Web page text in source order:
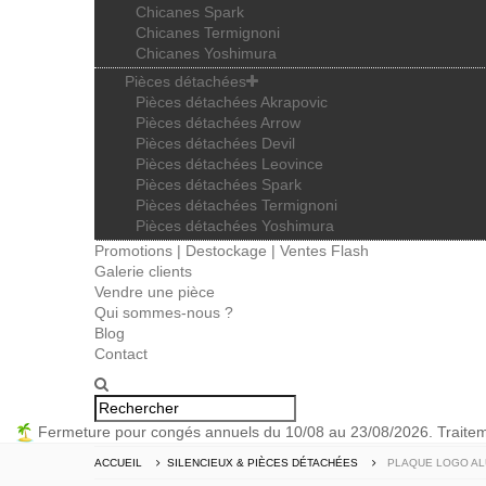
Chicanes Spark
Chicanes Termignoni
Chicanes Yoshimura
Pièces détachées
Pièces détachées Akrapovic
Pièces détachées Arrow
Pièces détachées Devil
Pièces détachées Leovince
Pièces détachées Spark
Pièces détachées Termignoni
Pièces détachées Yoshimura
Promotions | Destockage | Ventes Flash
Galerie clients
Vendre une pièce
Qui sommes-nous ?
Blog
Contact
Fermeture pour congés annuels du 10/08 au 23/08/2026.
ACCUEIL SILENCIEUX & PIÈCES DÉTACHÉES PLAQUE LOGO